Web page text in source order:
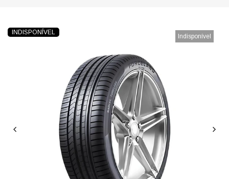
INDISPONÍVEL
Indisponível